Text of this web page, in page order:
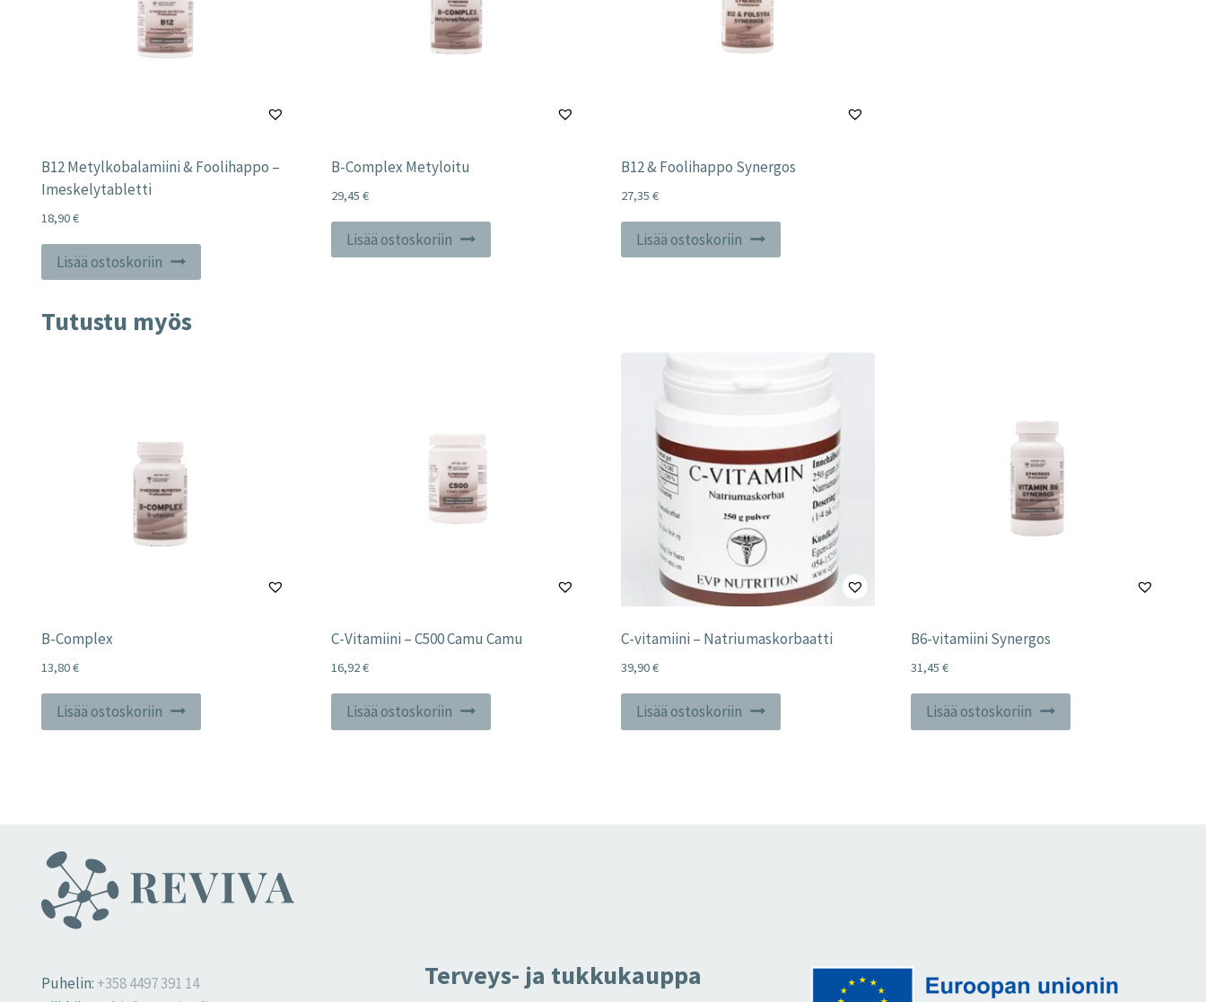
B12 Metylkobalamiini & Foolihappo –
Imeskelytabletti
18,90€
Lisää ostoskoriin
B-Complex Metyloitu
29,45 €
Lisää ostoskoriin
B12 & Foolihappo Synergos
27,35 €
Lisää ostoskoriin
Tutustu myös
B-Complex
13,80€
Lisää ostoskoriin
C-Vitamiini – C500 Camu Camu
16,92€
Lisää ostoskoriin
C-vitamiini – Natriumaskorbaatti
39,90€
Lisää ostoskoriin
B6-vitamiini Synergos
31,45 €
Lisää ostoskoriin
Puhelin: +358 4497 391 14
Terveys- ja tukkukauppa